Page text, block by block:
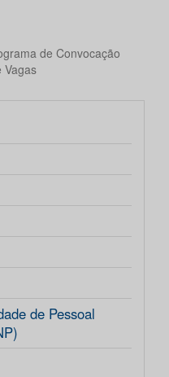
de Convocação
Vagas
de Pessoal